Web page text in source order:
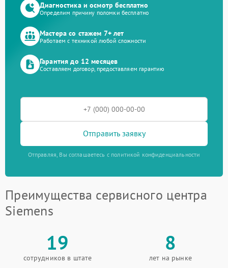
Диагностика и осмотр бесплатно
Определим причину поломки бесплатно
Мастера со стажем 7+ лет
Работаем с техникой любой сложности
Гарантия до 12 месяцев
Составляем договор, предоставляем гарантию
Отправить заявку
Отправляя, Вы соглашаетесь с политикой конфиденциальности
Преимущества сервисного центра
Siemens
19
сотрудников в штате
8
лет на рынке